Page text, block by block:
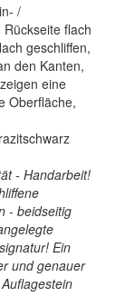
/
flach
geschliffen,
den Kanten,
eine
Oberfläche,
- Handarbeit!
- beidseitig
Ein
und genauer